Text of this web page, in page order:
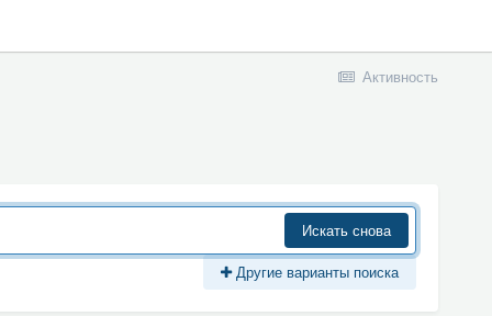
Активность
Искать снова
Другие варианты поиска